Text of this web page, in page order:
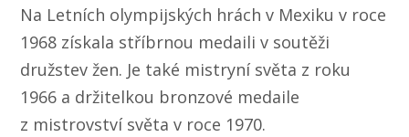
Na Letních olympijských hrách v Mexiku v roce
1968 získala stříbrnou medaili v soutěži
družstev žen. Je také mistryní světa z roku
1966 a držitelkou bronzové medaile
z mistrovství světa v roce 1970.